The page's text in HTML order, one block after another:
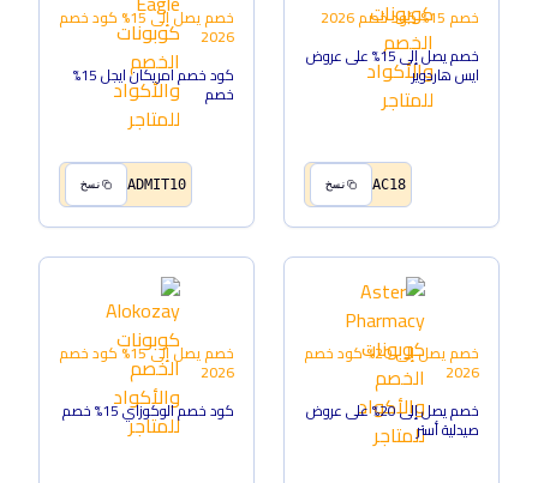
خصم 15% كود خصم2026
خصم يصل إلى 15% على عروض
ايس هاردوير
AC18 نسخ
خصم يصل إلى 15% كود خصم
2026
كود خصم امريكان ايجل 15%
خصم
ADMIT10 نسخ
خصم يصل إلى 20% كود خصم
2026
خصم يصل إلى 20% على عروض
صيدلية أستر
خصم يصل إلى 15% كود خصم
2026
كود خصم الوكوزاي 15% خصم